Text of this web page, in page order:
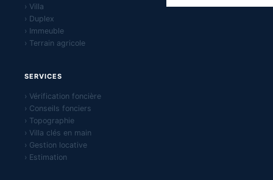
› Villa
› Duplex
› Immeuble
› Terrain agricole
SERVICES
› Vérification foncière
› Conseils fonciers
› Topographie
› Villa clés en main
› Gestion locative
› Estimation